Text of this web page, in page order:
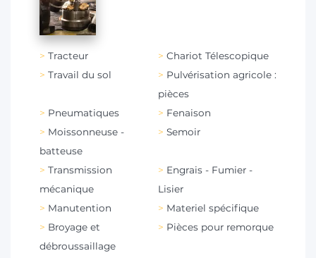
Tracteur
Chariot Télescopique
Travail du sol
Pulvérisation agricole :
pièces
Pneumatiques
Fenaison
Moissonneuse -
batteuse
Semoir
Transmission
mécanique
Engrais - Fumier -
Lisier
Manutention
Materiel spécifique
Broyage et
débroussaillage
Pièces pour remorque